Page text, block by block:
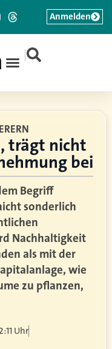
|
Anmelden
trägt nicht
bei
Begriff
sonderlich
Nachhaltigkeit
als mit der
wie
zu pflanzen,
Uhr